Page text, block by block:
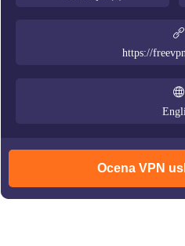
https://
Ocena VPN